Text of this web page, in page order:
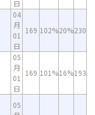
日
04
月
01
日
169 102%20%230
05
月
01
日
169 101%16%193
05